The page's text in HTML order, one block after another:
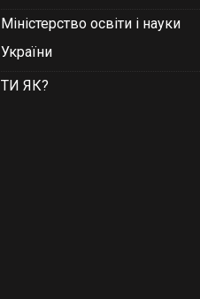
Міністерство освіти і науки
України
ТИ ЯК?